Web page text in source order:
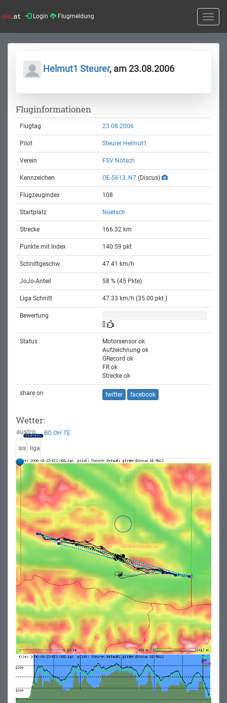
Login Flugmeldung
Toggle
Helmut1 Steurer, am 23.08.2006
Fluginformationen
Flugtag 23.08.2006
Pilot Steurer Helmut1
Verein FSV Nötsch
Kennzeichen OE-5613, N7 (Discus)
Flugzeugindex 108
Startplatz Noetsch
Strecke 166.32 km
Punkte mit Index 140.59 pkt
Schnittgeschw. 47.41 km/h
JoJo-Anteil 58 % (45 Pkte)
Liga Schnitt 47.33 km/h (35.00 pkt )
Bewertung
Status
Motorsensor ok
Aufzeichnung ok
GRecord ok
FR ok
Strecke ok
share on twitter facebook
Wetter:
BO OH TE
sis liga